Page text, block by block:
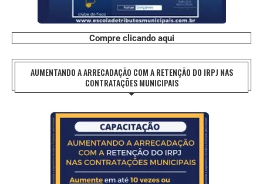
Compre clicando aqui
AUMENTANDO A ARRECADAÇÃO COM A RETENÇÃO DO IRPJ NAS
CONTRATAÇÕES MUNICIPAIS